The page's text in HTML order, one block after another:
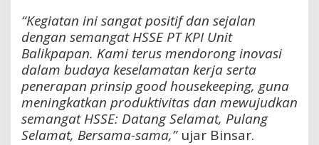
“Kegiatan ini sangat positif dan sejalan
dengan semangat HSSE PT KPI Unit
Balikpapan. Kami terus mendorong inovasi
dalam budaya keselamatan kerja serta
penerapan prinsip good housekeeping, guna
meningkatkan produktivitas dan mewujudkan
semangat HSSE: Datang Selamat, Pulang
Selamat, Bersama-sama,”ujar Binsar.